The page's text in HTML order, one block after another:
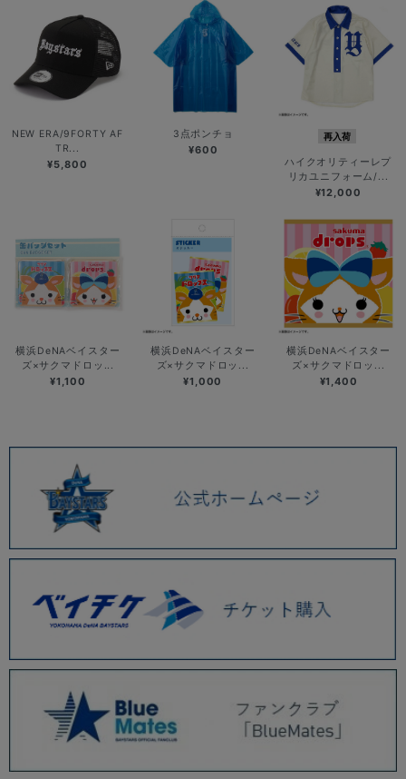
NEW ERA/9FORTY AF
TR...
¥5,800
3点ポンチョ
¥600
再入荷
ハイクオリティーレプ
リカユニフォーム/...
¥12,000
横浜DeNAベイスター
ズ×サクマドロッ...
¥1,100
横浜DeNAベイスター
ズ×サクマドロッ...
¥1,000
横浜DeNAベイスター
ズ×サクマドロッ...
¥1,400